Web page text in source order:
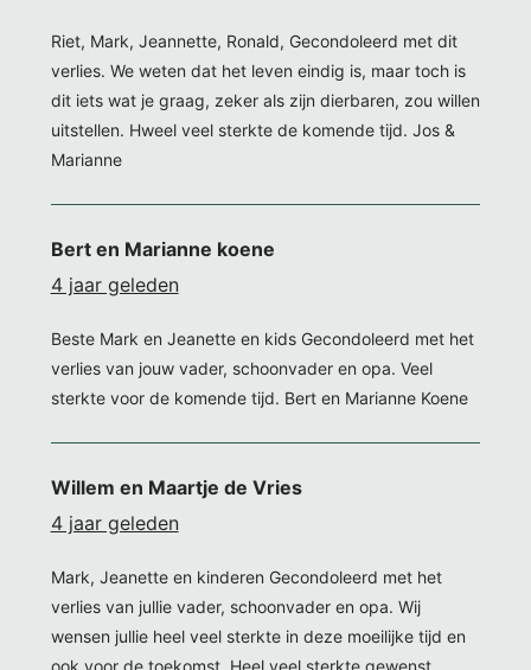
Riet, Mark, Jeannette, Ronald, Gecondoleerd met dit
verlies. We weten dat het leven eindig is, maar toch is
dit iets wat je graag, zeker als zijn dierbaren, zou willen
uitstellen. Hweel veel sterkte de komende tijd. Jos &
Marianne
Bert en Marianne koene
4 jaar geleden
Beste Mark en Jeanette en kids Gecondoleerd met het
verlies van jouw vader, schoonvader en opa. Veel
sterkte voor de komende tijd. Bert en Marianne Koene
Willem en Maartje de Vries
4 jaar geleden
Mark, Jeanette en kinderen Gecondoleerd met het
verlies van jullie vader, schoonvader en opa. Wij
wensen jullie heel veel sterkte in deze moeilijke tijd en
ook voor de toekomst. Heel veel sterkte gewenst.